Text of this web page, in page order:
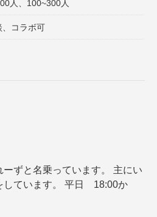
人、100~300人
、コラボ可
ずと名乗っています。 主にい
しています。 平日 18:00か